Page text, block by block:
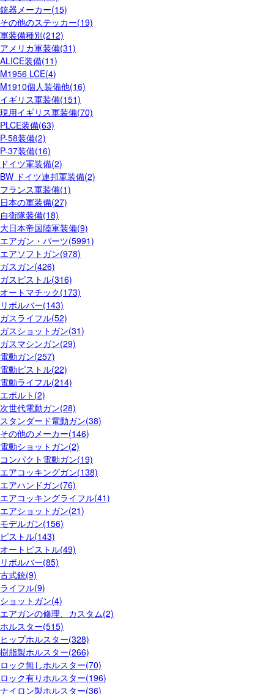
銃器メーカー(15)
その他のステッカー(19)
軍装備種別(212)
アメリカ軍装備(31)
ALICE装備(11)
M1956 LCE(4)
M1910個人装備他(16)
イギリス軍装備(151)
現用イギリス軍装備(70)
PLCE装備(63)
P-58装備(2)
P-37装備(16)
ドイツ軍装備(2)
BW ドイツ連邦軍装備(2)
フランス軍装備(1)
日本の軍装備(27)
自衛隊装備(18)
大日本帝国陸軍装備(9)
エアガン・パーツ(5991)
エアソフトガン(978)
ガスガン(426)
ガスピストル(316)
オートマチック(173)
リボルバー(143)
ガスライフル(52)
ガスショットガン(31)
ガスマシンガン(29)
電動ガン(257)
電動ピストル(22)
電動ライフル(214)
エボルト(2)
次世代電動ガン(28)
スタンダード電動ガン(38)
その他のメーカー(146)
電動ショットガン(2)
コンパクト電動ガン(19)
エアコッキングガン(138)
エアハンドガン(76)
エアコッキングライフル(41)
エアショットガン(21)
モデルガン(156)
ピストル(143)
オートピストル(49)
リボルバー(85)
古式銃(9)
ライフル(9)
ショットガン(4)
エアガンの修理、カスタム(2)
ホルスター(515)
ヒップホルスター(328)
樹脂製ホルスター(266)
ロック無しホルスター(70)
ロック有りホルスター(196)
ナイロン製ホルスター(36)